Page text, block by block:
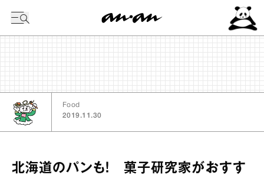
Food
2019.11.30
北海道のパンも！ 菓子研究家がおすす